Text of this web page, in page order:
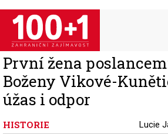
Přejít
hlavnímu
obsahu
První žena
Boženy Vikové-
úžas i odpor
HISTORIE Lucie